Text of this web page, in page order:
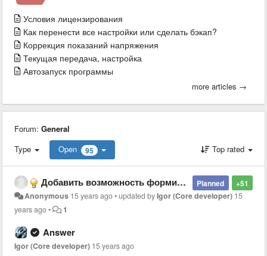
Условия лицензирования
Как перенести все настройки или сделать бэкап?
Коррекция показаний напряжения
Текущая передача, настройка
Автозапуск программы
more articles →
Forum: General
Type
Open 95 Top rated
+51
Planned
Добавить возможность формирования пользовательского экрана - Allow user to configure screen with custom sensors
Anonymous 15 years ago•updated byIgor (Core developer) 15
years ago• 1
Answer
Igor (Core developer) 15 years ago